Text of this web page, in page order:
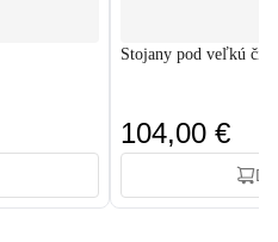
Stojany pod veľkú
104,00 €